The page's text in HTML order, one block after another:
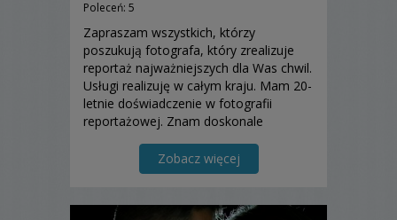
Poleceń: 5
Zapraszam wszystkich, którzy
poszukują fotografa, który zrealizuje
reportaż najważniejszych dla Was chwil.
Usługi realizuję w całym kraju. Mam 20-
letnie doświadczenie w fotografii
reportażowej. Znam doskonale
ślubny. Posiadam profesjonalny sprzęt,
który stale modernizuję, aby zapewnić
Zobacz więcej